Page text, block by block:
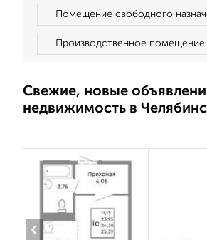
Помещение свободного
Производственное помещение
Свежие, новые
недвижимость в
‹